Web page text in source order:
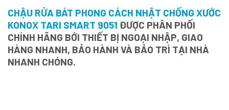
CHẬU RỬA BÁT PHONG CÁCH NHẬT CHỐNG XƯỚC
KONOX TARI SMART 9051 ĐƯỢC PHÂN PHỐI
CHÍNH HÃNG BỚI THIẾT BỊ NGOẠI NHẬP, GIAO
HÀNG NHANH, BẢO HÀNH VÀ BẢO TRÌ TẠI NHÀ
NHANH CHÓNG.